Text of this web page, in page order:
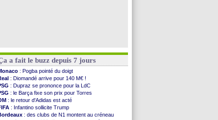
a fait le buzz depuis 7 jours
: Pogba pointé du doigt
: Diomandé arrive pour 140 M€ !
: Dupraz se prononce pour la LdC
: le Barça fixe son prix pour Torres
: le retour d'Adidas est acté
: Infantino sollicite Trump
: des clubs de N1 montent au créneau